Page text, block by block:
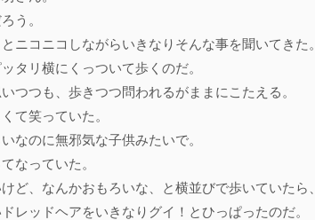
う。
ニコニコしながらいきなりそんな事を聞いてきた。
タリ横にくっついて歩くのだ。
つつも、歩きつつ問われるがままにこたえる。
て笑っていた。
なのに無邪気な子供みたいで。
なっていた。
ど、なんかおもろいな、と横並びで歩いていたら
レッドヘアをいきなりグイ！とひっぱったのだ。